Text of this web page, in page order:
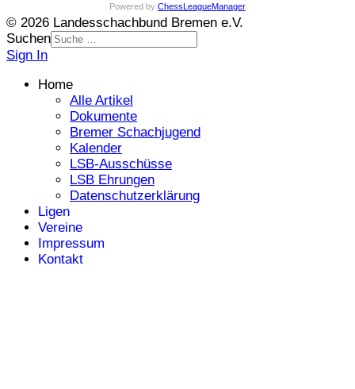
Powered by ChessLeagueManager
© 2026 Landesschachbund Bremen e.V.
Suchen
Sign In
Home
Alle Artikel
Dokumente
Bremer Schachjugend
Kalender
LSB-Ausschüsse
LSB Ehrungen
Datenschutzerklärung
Ligen
Vereine
Impressum
Kontakt